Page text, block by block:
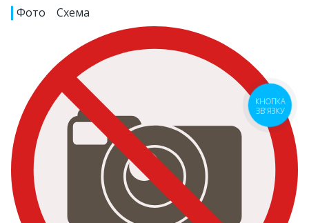
Фото Схема
КНОПКА
ЗВ'ЯЗКУ